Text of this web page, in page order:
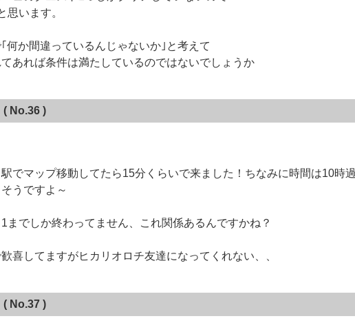
思います。
何か間違っているんじゃないか｣と考えて
あれば条件は満たしているのではないでしょうか
( No.36 )
でマップ移動してたら15分くらいで来ました！ちなみに時間は10時
うですよ～
までしか終わってません、これ関係あるんですかね？
喜してますがヒカリオロチ友達になってくれない、、
( No.37 )